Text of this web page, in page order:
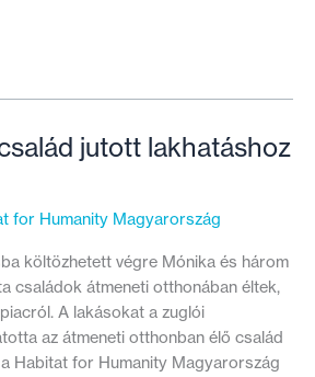
jutott lakhatáshoz
for Humanity Magyarország
költözhetett végre Mónika és három
családok átmeneti otthonában éltek,
A lakásokat a zuglói
az átmeneti otthonban élő család
Habitat for Humanity Magyarország